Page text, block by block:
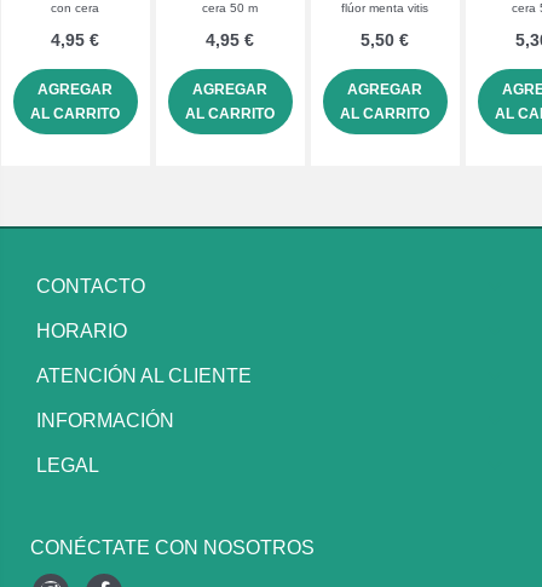
con cera
4,95 €
AGREGAR
AL CARRITO
cera 50 m
4,95 €
AGREGAR
AL CARRITO
flúor menta vitis
5,50 €
AGREGAR
AL CARRITO
cera
AL
CONTACTO
HORARIO
ATENCIÓN AL CLIENTE
INFORMACIÓN
LEGAL
CONÉCTATE CON NOSOTROS